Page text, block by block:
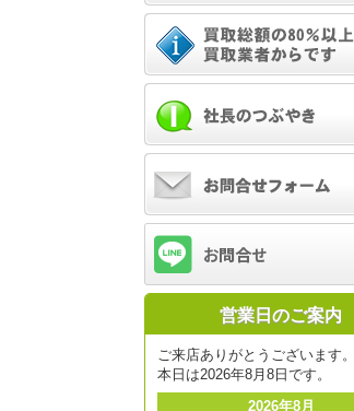
営業日のご案内
ご来店ありがとうございます。
本日は2026年8月8日です。
2026年8月